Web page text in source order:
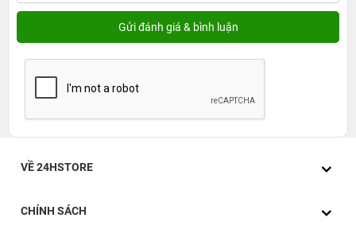
VỀ 24HSTORE
CHÍNH SÁCH